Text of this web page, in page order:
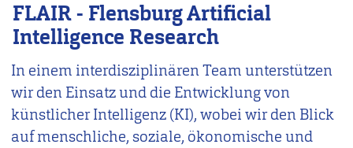
FLAIR - Flensburg Artificial
Intelligence Research
In einem interdisziplinären Team unterstützen
wir den Einsatz und die Entwicklung von
künstlicher Intelligenz (KI), wobei wir den Blick
auf menschliche, soziale, ökonomische und